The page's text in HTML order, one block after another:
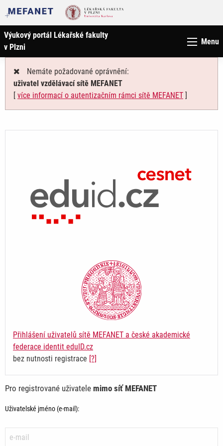
Výukový portál Lékařské fakulty
v Plzni
Menu
Nemáte požadované oprávnění:
uživatel vzdělávací sítě MEFANET
[ více informací o autentizačním rámci sítě MEFANET ]
Přihlášení uživatelů sítě MEFANET a české akademické
federace identit eduID.cz
bez nutnosti registrace [?]
Pro registrované uživatele mimo síť MEFANET
Uživatelské jméno (e-mail):